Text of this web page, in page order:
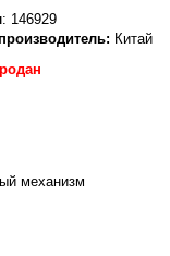
: 146929
Китай
механизм